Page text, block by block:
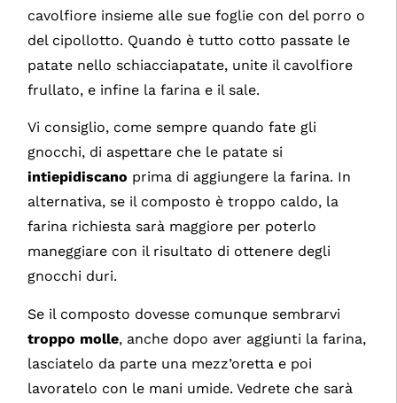
cavolfiore insieme alle sue foglie con del porro o
del cipollotto. Quando è tutto cotto passate le
patate nello schiacciapatate, unite il cavolfiore
frullato, e infine la farina e il sale.
Vi consiglio, come sempre quando fate gli
gnocchi, di aspettare che le patate si
intiepidiscano prima di aggiungere la farina. In
alternativa, se il composto è troppo caldo, la
farina richiesta sarà maggiore per poterlo
maneggiare con il risultato di ottenere degli
gnocchi duri.
Se il composto dovesse comunque sembrarvi
troppo molle, anche dopo aver aggiunti la farina,
lasciatelo da parte una mezz’oretta e poi
lavoratelo con le mani umide. Vedrete che sarà